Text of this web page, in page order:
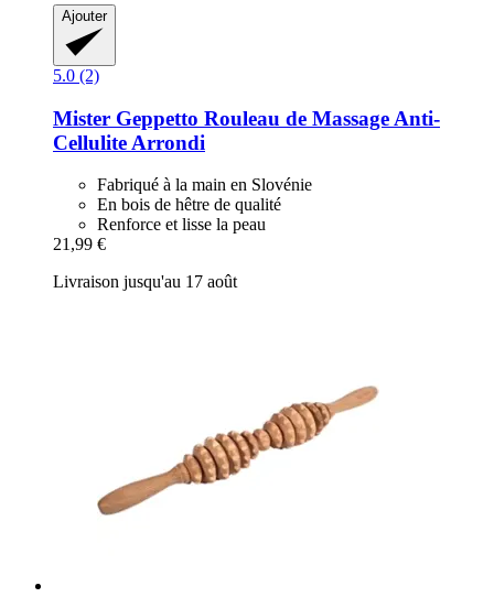
Ajouter
5.0 (2)
Mister Geppetto Rouleau de Massage Anti-​
Cellulite Arrondi
Fabriqué à la main en Slovénie
En bois de hêtre de qualité
Renforce et lisse la peau
21,99 €
Livraison jusqu'au 17 août